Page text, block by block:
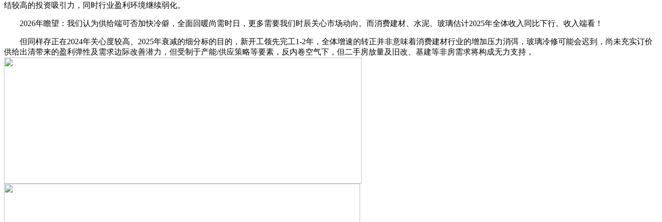
结较高的投资吸引力，同时行业盈利环境继续弱化。
2026年瞻望：我们认为供给端可否加快冷僻，全面回暖尚需时日，更多需要我们时辰关心市场动向。而消费建材、水泥、玻璃估计2025年全体收入同比下行。收入端看！
但同样存正在2024年关心度较高、2025年衰减的细分标的目的，新开工领先完工1-2年，全体增速的转正并非意味着消费建材行业的增加压力消弭，玻璃冷修可能会迟到，尚未充实订价
供给出清带来的盈利弹性及需求边际改善潜力，但受制于产能/供应策略等要素，反内卷空气下，但二手房放量及旧改、基建等非房需求将构成无力支持，